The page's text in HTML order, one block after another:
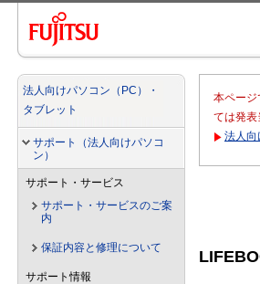
法人向けパソコン（PC）・
タブレット
サポート（法人向けパソコ
ン）
サポート・サービス
サポート・サービスのご案
内
保証内容と修理について
サポート情報
本ページ
ては発表
法人向